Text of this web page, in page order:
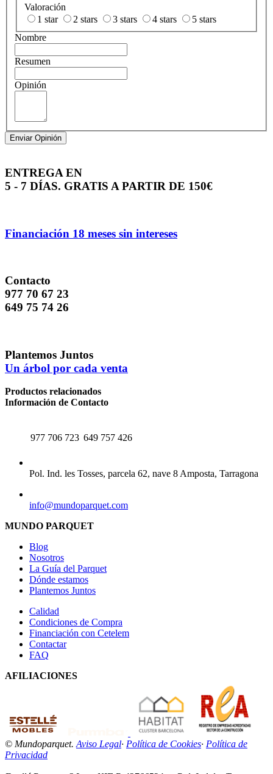
Valoración
1 star
2 stars 3 stars 4 stars
5 stars
Nombre
Resumen
Opinión
Enviar Opinión
ENTREGA EN
5 - 7 DÍAS. GRATIS A PARTIR DE 150€
Financiación 18 meses sin intereses
Contacto
977 70 67 23
649 75 74 26
Plantemos Juntos
Un árbol por cada venta
Productos relacionados
Información de Contacto
977 706 723 649 757 426
Pol. Ind. les Tosses, parcela 62, nave 8 Amposta, Tarragona
info@mundoparquet.com
MUNDO PARQUET
Blog
Nosotros
La Guía del Parquet
Dónde estamos
Plantemos Juntos
Calidad
Condiciones de Compra
Financiación con Cetelem
Contactar
FAQ
AFILIACIONES
© Mundoparquet. Aviso Legal· Política de Cookies· Política de
Privacidad